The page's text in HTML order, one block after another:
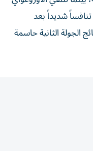
شديداً بعد
الجولة الثانية حاسمة